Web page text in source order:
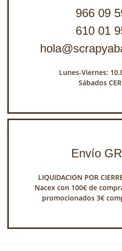
966 09
610 01
Lunes-Viernes:
Sábados
Envío
LIQUIDACION POR
Nacex con 100€ de
promocionados 3€